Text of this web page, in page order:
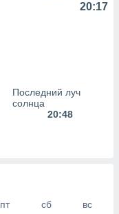
20:17
Последний луч
солнца
20:48
пт сб
вс